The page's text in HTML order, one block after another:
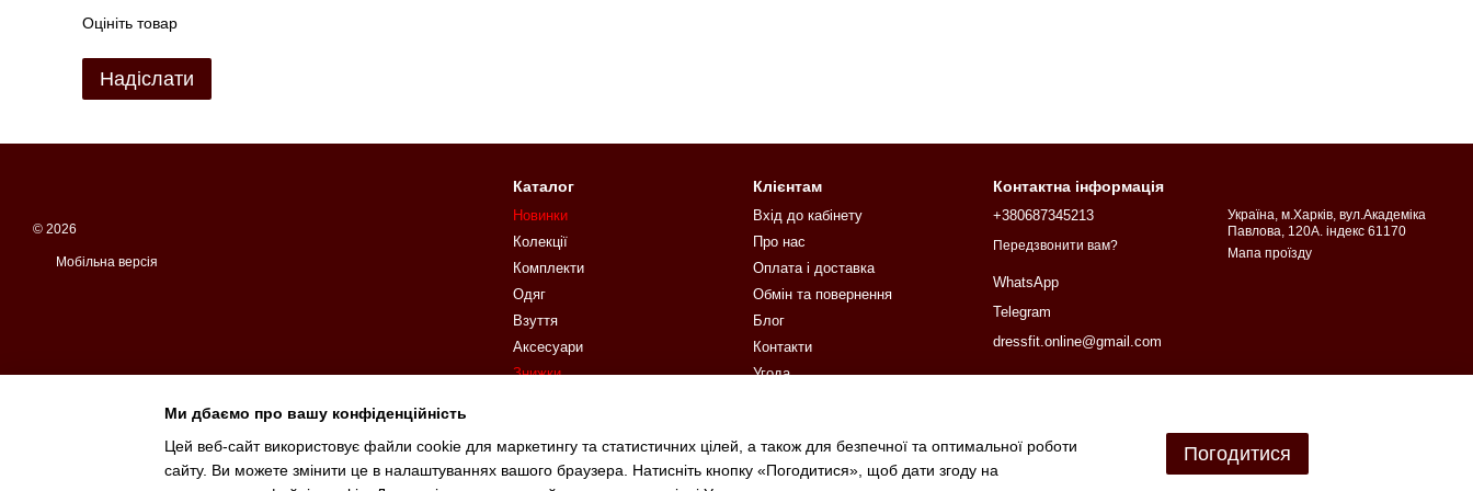
Оцініть товар
Надіслати
© 2026
Мобільна версія
Каталог
Новинки
Колекції
Комплекти
Одяг
Взуття
Аксесуари
Знижки
Клієнтам
Вхід до кабінету
Про нас
Оплата і доставка
Обмін та повернення
Блог
Контакти
Угода
Контактна інформація
+380687345213
Передзвонити вам?
WhatsApp
Telegram
dressfit.online@gmail.com
Україна, м.Харків, вул.Академіка
Павлова, 120А. індекс 61170
Мапа проїзду
Ми дбаємо про вашу конфіденційність
Цей веб-сайт використовує файли cookie для маркетингу та статистичних цілей, а також для безпечної та оптимальної роботи
сайту. Ви можете змінити це в налаштуваннях вашого браузера. Натисніть кнопку «Погодитися», щоб дати згоду на
Погодитися